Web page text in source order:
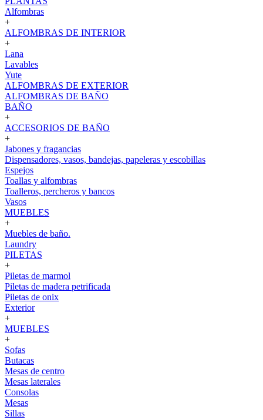
Alfombras
+
ALFOMBRAS DE INTERIOR
+
Lana
Lavables
Yute
ALFOMBRAS DE EXTERIOR
ALFOMBRAS DE BAÑO
BAÑO
+
ACCESORIOS DE BAÑO
+
Jabones y fragancias
Dispensadores, vasos, bandejas, papeleras y escobillas
Espejos
Toallas y alfombras
Toalleros, percheros y bancos
Vasos
MUEBLES
+
Muebles de baño.
Laundry
PILETAS
+
Piletas de marmol
Piletas de madera petrificada
Piletas de onix
Exterior
+
MUEBLES
+
Sofas
Butacas
Mesas de centro
Mesas laterales
Consolas
Mesas
Sillas